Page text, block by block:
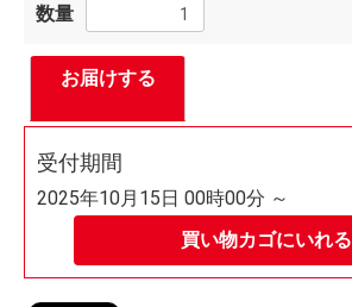
数量
お届けする
買い物カゴにいれる
受付期間
2025年10月15日 00時00分 ～